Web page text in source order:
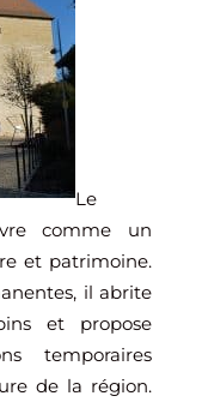
Le
comme un
et patrimoine.
il abrite
et propose
temporaires
de la région.